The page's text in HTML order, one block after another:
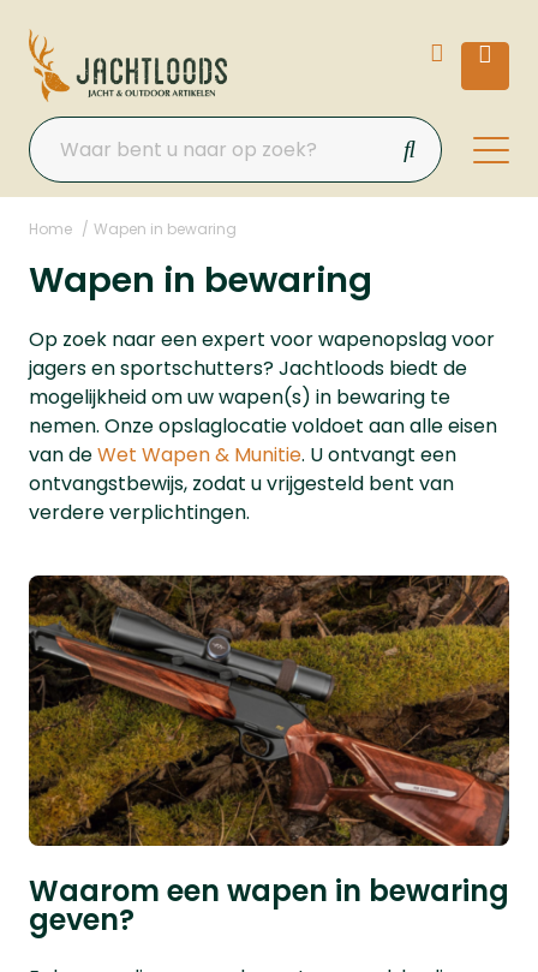
Home Wapen in bewaring
Wapen in bewaring
Op zoek naar een expert voor wapenopslag voor
jagers en sportschutters? Jachtloods biedt de
mogelijkheid om uw wapen(s) in bewaring te
nemen. Onze opslaglocatie voldoet aan alle eisen
van deWet Wapen & Munitie. U ontvangt een
ontvangstbewijs, zodat u vrijgesteld bent van
verdere verplichtingen.
Waarom een wapen in bewaring
geven?